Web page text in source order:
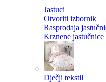
Jastuci
Otvoriti izbornik
Rasprodaja
Krznene jastučnice
Dječji tekstil